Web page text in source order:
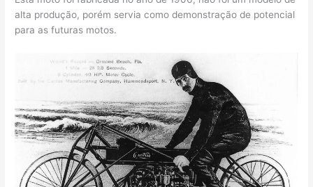
alta produção, porém servia como demonstração de potencial
para as futuras motos.